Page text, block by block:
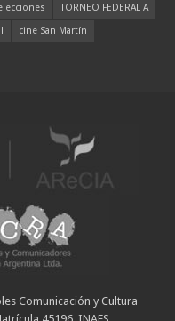
TORNEO FEDERAL A
cine San Martín
Comunicación y Cultura